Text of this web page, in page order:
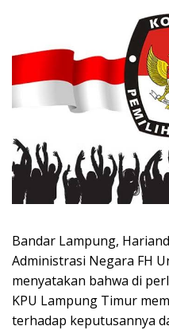
Bandar Lampung,
Administrasi Negara FH
menyatakan bahwa di
KPU Lampung Timur
terhadap keputusannya